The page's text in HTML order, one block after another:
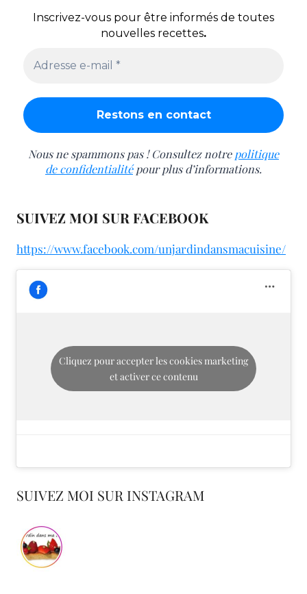
Inscrivez-vous pour être informés de toutes
nouvelles recettes.
Nous ne spammons pas ! Consultez notre politique
de confidentialitépour plus d’informations.
SUIVEZ MOI SUR FACEBOOK
https://www.facebook.com/unjardindansmacuisine/
Cliquez pour accepter les cookies marketing
et activer ce contenu
SUIVEZ MOI SUR INSTAGRAM